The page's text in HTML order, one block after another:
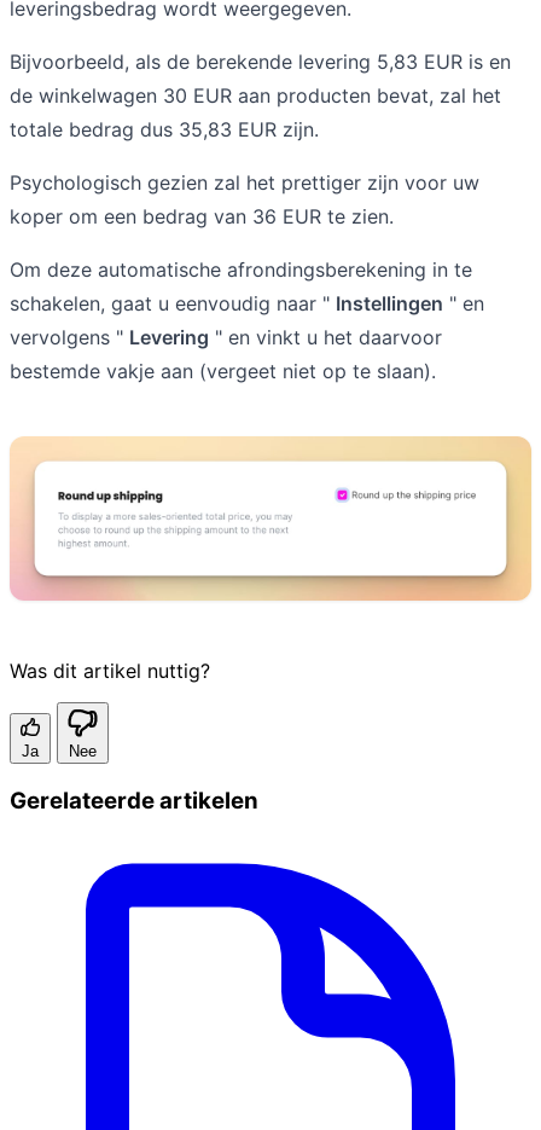
leveringsbedrag wordt weergegeven.
Bijvoorbeeld, als de berekende levering 5,83 EUR is en
de winkelwagen 30 EUR aan producten bevat, zal het
totale bedrag dus 35,83 EUR zijn.
Psychologisch gezien zal het prettiger zijn voor uw
koper om een bedrag van 36 EUR te zien.
Om deze automatische afrondingsberekening in te
schakelen, gaat u eenvoudig naar " Instellingen " en
vervolgens " Levering " en vinkt u het daarvoor
bestemde vakje aan (vergeet niet op te slaan).
Was dit artikel nuttig?
Ja Nee
Gerelateerde artikelen